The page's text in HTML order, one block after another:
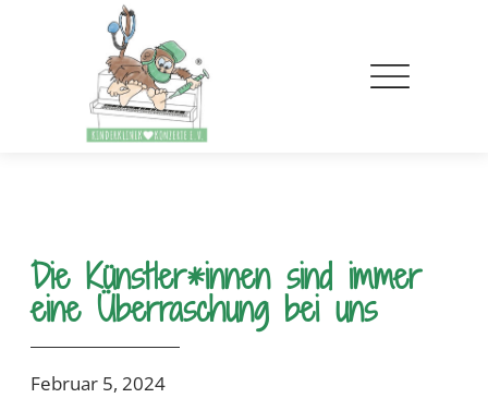
Die Künstler*innen sind immer
eine Überraschung bei uns
Februar 5, 2024